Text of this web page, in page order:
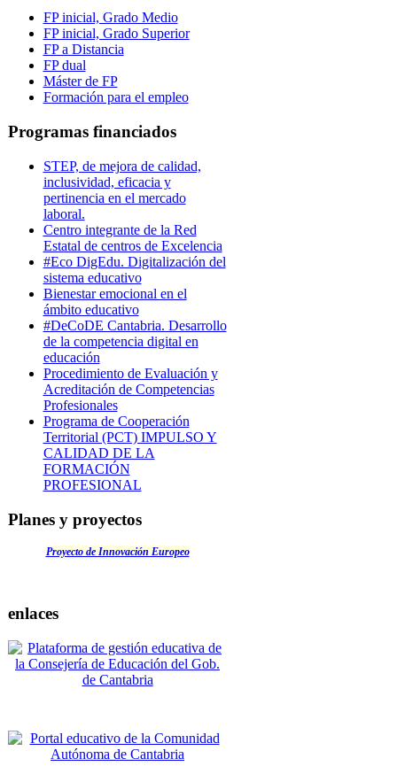
FP inicial, Grado Medio
FP inicial, Grado Superior
FP a Distancia
FP dual
Máster de FP
Formación para el empleo
Programas financiados
STEP, de mejora de calidad,
inclusividad, eficacia y
pertinencia en el mercado
laboral.
Centro integrante de la Red
Estatal de centros de Excelencia
#Eco DigEdu. Digitalización del
sistema educativo
Bienestar emocional en el
ámbito educativo
#DeCoDE Cantabria. Desarrollo
de la competencia digital en
educación
Procedimiento de Evaluación y
Acreditación de Competencias
Profesionales
Programa de Cooperación
Territorial (PCT) IMPULSO Y
CALIDAD DE LA
FORMACIÓN
PROFESIONAL
Planes y proyectos
Proyecto de Innovación Europeo
enlaces